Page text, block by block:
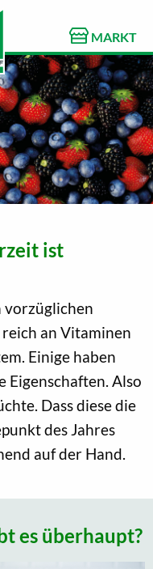
MARKT
ist
vorzüglichen
reich an Vitaminen
Einige haben
Eigenschaften. Also
Dass diese die
des Jahres
auf der Hand.
es überhaupt?